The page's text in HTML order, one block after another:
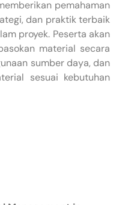
pemahaman
dan praktik terbaik
proyek. Peserta akan
material secara
sumber daya, dan
sesuai kebutuhan